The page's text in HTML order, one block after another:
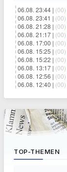
06.08. 23:44 | (00)
06.08. 23:41 | (00)
06.08. 21:28 | (00)
06.08. 21:17 | (00)
06.08. 17:00 | (00)
06.08. 15:25 | (00)
06.08. 15:22 | (00)
06.08. 13:17 | (00)
06.08. 12:56 | (00)
06.08. 12:40 | (00)
TOP-THEMEN